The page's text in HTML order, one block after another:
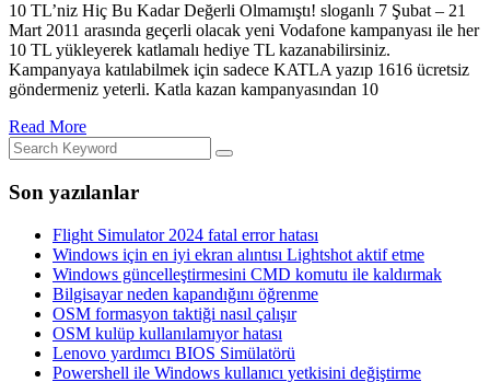
10 TL’niz Hiç Bu Kadar Değerli Olmamıştı! sloganlı 7 Şubat – 21
Mart 2011 arasında geçerli olacak yeni Vodafone kampanyası ile her
10 TL yükleyerek katlamalı hediye TL kazanabilirsiniz.
Kampanyaya katılabilmek için sadece KATLA yazıp 1616 ücretsiz
göndermeniz yeterli. Katla kazan kampanyasından 10
Read More
Son yazılanlar
Flight Simulator 2024 fatal error hatası
Windows için en iyi ekran alıntısı Lightshot aktif etme
Windows güncelleştirmesini CMD komutu ile kaldırmak
Bilgisayar neden kapandığını öğrenme
OSM formasyon taktiği nasıl çalışır
OSM kulüp kullanılamıyor hatası
Lenovo yardımcı BIOS Simülatörü
Powershell ile Windows kullanıcı yetkisini değiştirme